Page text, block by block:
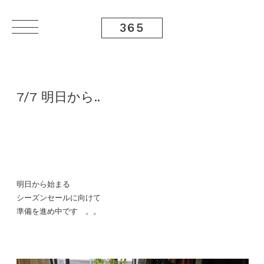
365
7/7 明日から..
明日から始まる
シーズンセールに向けて
準備を進め中です 。。